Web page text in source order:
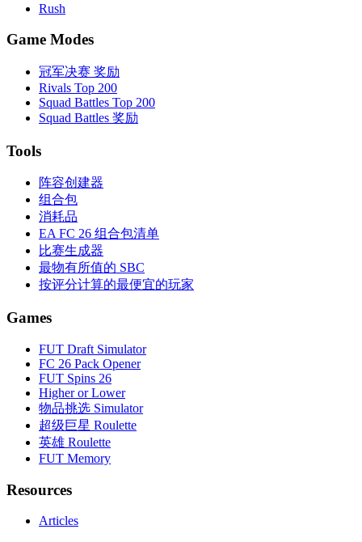
Rush
Game Modes
冠军决赛 奖励
Rivals Top 200
Squad Battles Top 200
Squad Battles 奖励
Tools
阵容创建器
组合包
消耗品
EA FC 26 组合包清单
比赛生成器
最物有所值的 SBC
按评分计算的最便宜的玩家
Games
FUT Draft Simulator
FC 26 Pack Opener
FUT Spins 26
Higher or Lower
物品挑选 Simulator
超级巨星 Roulette
英雄 Roulette
FUT Memory
Resources
Articles